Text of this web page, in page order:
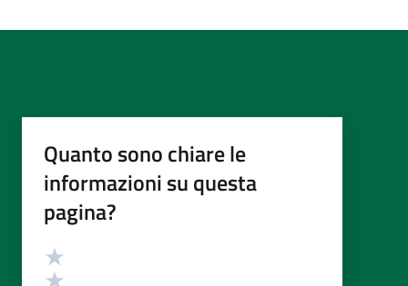
Quanto sono chiare le
informazioni su questa
pagina?
Valutazione